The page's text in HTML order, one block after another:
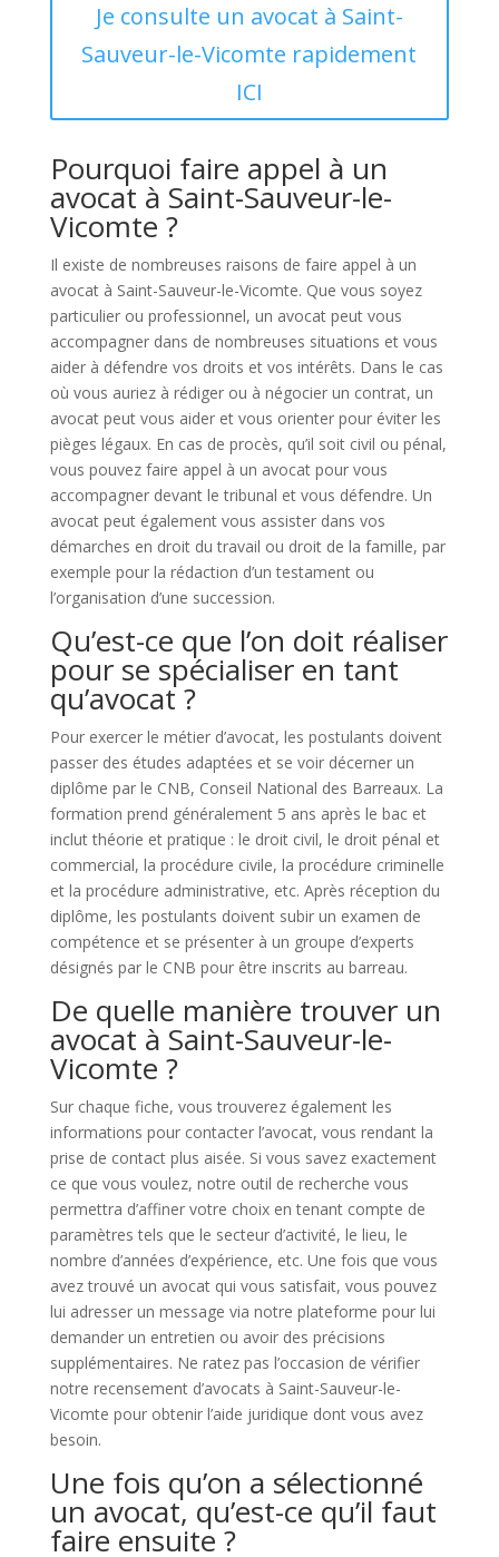
Je consulte un avocat à Saint-
Sauveur-le-Vicomte rapidement
ICI
Pourquoi faire appel à un
avocat à Saint-Sauveur-le-
Vicomte ?
Il existe de nombreuses raisons de faire appel à un
avocat à Saint-Sauveur-le-Vicomte. Que vous soyez
particulier ou professionnel, un avocat peut vous
accompagner dans de nombreuses situations et vous
aider à défendre vos droits et vos intérêts. Dans le cas
où vous auriez à rédiger ou à négocier un contrat, un
avocat peut vous aider et vous orienter pour éviter les
pièges légaux. En cas de procès, qu’il soit civil ou pénal,
vous pouvez faire appel à un avocat pour vous
accompagner devant le tribunal et vous défendre. Un
avocat peut également vous assister dans vos
démarches en droit du travail ou droit de la famille, par
exemple pour la rédaction d’un testament ou
l’organisation d’une succession.
Qu’est-ce que l’on doit réaliser
pour se spécialiser en tant
qu’avocat ?
Pour exercer le métier d’avocat, les postulants doivent
passer des études adaptées et se voir décerner un
diplôme par le CNB, Conseil National des Barreaux. La
formation prend généralement 5 ans après le bac et
inclut théorie et pratique : le droit civil, le droit pénal et
commercial, la procédure civile, la procédure criminelle
et la procédure administrative, etc. Après réception du
diplôme, les postulants doivent subir un examen de
compétence et se présenter à un groupe d’experts
désignés par le CNB pour être inscrits au barreau.
De quelle manière trouver un
avocat à Saint-Sauveur-le-
Vicomte ?
Sur chaque fiche, vous trouverez également les
informations pour contacter l’avocat, vous rendant la
prise de contact plus aisée. Si vous savez exactement
ce que vous voulez, notre outil de recherche vous
permettra d’affiner votre choix en tenant compte de
paramètres tels que le secteur d’activité, le lieu, le
nombre d’années d’expérience, etc. Une fois que vous
avez trouvé un avocat qui vous satisfait, vous pouvez
lui adresser un message via notre plateforme pour lui
demander un entretien ou avoir des précisions
supplémentaires. Ne ratez pas l’occasion de vérifier
notre recensement d’avocats à Saint-Sauveur-le-
Vicomte pour obtenir l’aide juridique dont vous avez
besoin.
Une fois qu’on a sélectionné
un avocat, qu’est-ce qu’il faut
faire ensuite ?